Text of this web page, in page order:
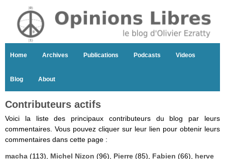
Home Archives Publications Podcasts Videos
Blog About
Contributeurs actifs
Voici la liste des principaux contributeurs du blog par leurs
commentaires. Vous pouvez cliquer sur leur lien pour obtenir leurs
commentaires dans cette page :
macha (113), Michel Nizon (96), Pierre (85), Fabien (66), herve